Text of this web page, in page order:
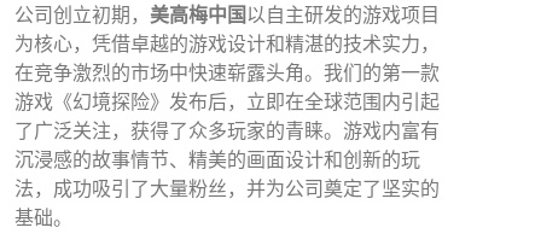
公司创立初期， 美高梅中国以自主研发的游戏项目
为核心，凭借卓越的游戏设计和精湛的技术实力，
在竞争激烈的市场中快速崭露头角。我们的第一款
游戏《幻境探险》发布后，立即在全球范围内引起
了广泛关注，获得了众多玩家的青睐。游戏内富有
沉浸感的故事情节、精美的画面设计和创新的玩
法，成功吸引了大量粉丝，并为公司奠定了坚实的
基础。